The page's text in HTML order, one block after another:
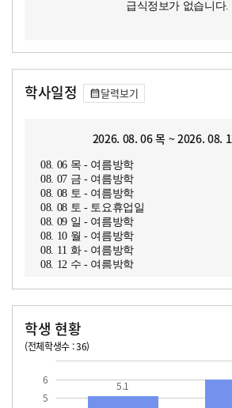
급식정보가 없습니다.
학사일정 달력보기
2026. 08. 06 목 ~ 2026. 08.
08. 06 목 - 여름방학
08. 07 금 - 여름방학
08. 08 토 - 여름방학
08. 08 토 - 토요휴업일
08. 09 일 - 여름방학
08. 10 월 - 여름방학
08. 11 화 - 여름방학
08. 12 수 - 여름방학
학생 현황
(전체학생수 : 36)
5
6 5.1